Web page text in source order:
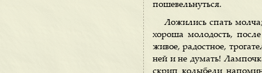
пошевельнуться.
Ложились спать
хороша молодость,
живое, радостное,
ней и не думать!